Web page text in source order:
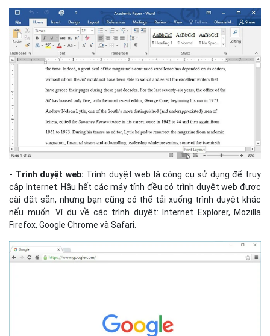
- Trình duyệt web: Trình duyệt web là công cụ sử dụng để truy
cập Internet. Hầu hết các máy tính đều có trình duyệt web được
cài đặt sẵn, nhưng bạn cũng có thể tải xuống trình duyệt khác
nếu muốn. Ví dụ về các trình duyệt: Internet Explorer, Mozilla
Firefox, Google Chrome và Safari.